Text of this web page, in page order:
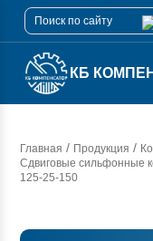
КБ
Главная / Продукция /
Сдвиговые сильфонные
125-25-150